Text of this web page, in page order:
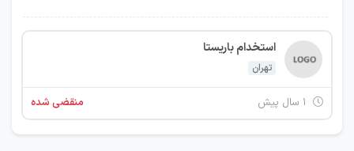
استخدام باریستا
تهران
منقضی شده